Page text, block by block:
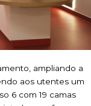
ampliando a
aos utentes um
6 com 19 camas